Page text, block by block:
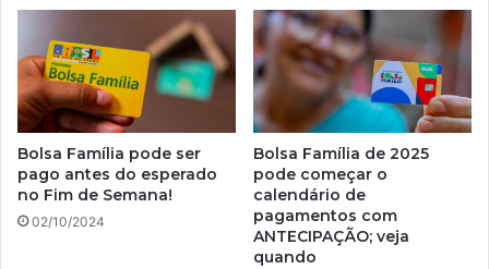
Bolsa Família pode ser
pago antes do esperado
no Fim de Semana!
02/10/2024
Bolsa Família de 2025
pode começar o
calendário de
pagamentos com
ANTECIPAÇÃO; veja
quando